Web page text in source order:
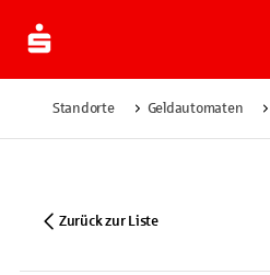
Standorte Geldautomaten
Zurück zur Liste